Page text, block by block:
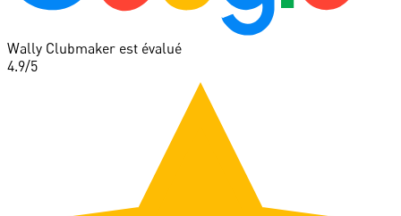
Wally Clubmaker est évalué
4.9/5